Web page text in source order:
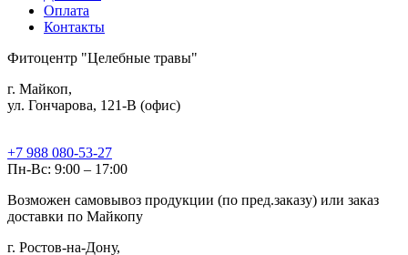
Оплата
Контакты
Фитоцентр "Целебные травы"
г. Майкоп,
ул. Гончарова, 121-В (офис)
+7 988 080-53-27
Пн-Вс: 9:00 – 17:00
Возможен самовывоз продукции (по пред.заказу) или заказ
доставки по Майкопу
г. Ростов-на-Дону,